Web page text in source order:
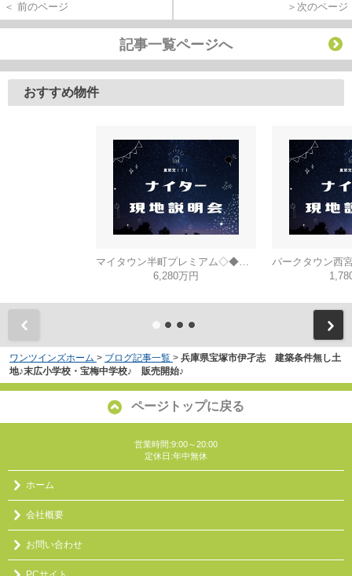
＜ 前のページ ＞次のページ
記事一覧ページへ
おすすめ物件
6,280万円
ワンツインズホーム > ブログ記事一覧 > 兵庫県宝塚市伊孑志 建築条件無し土
地♪末広小学校・宝梅中学校♪ 販売開始♪
ページトップに戻る
営業時間:9:00～20:00
定休日:年中無休
ホーム
会社概要
お問い合わせ